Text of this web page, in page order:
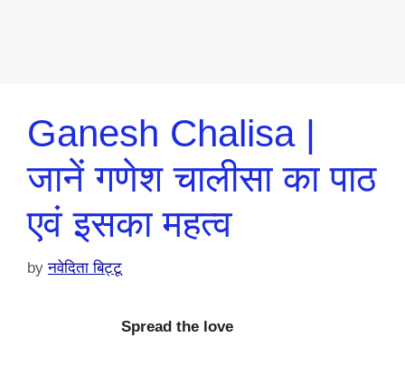
Ganesh Chalisa |
जानें गणेश चालीसा का पाठ
एवं इसका महत्व
byनवेदिता बिट्टू
Spread the love